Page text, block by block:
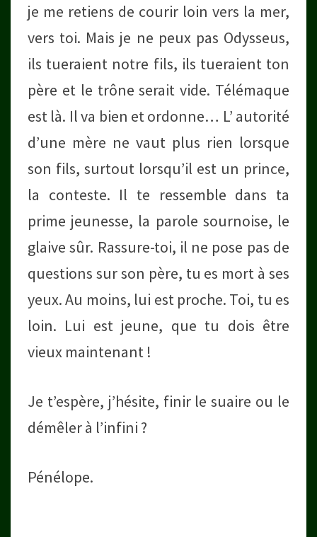
je me retiens de courir loin vers la mer,
vers toi. Mais je ne peux pas Odysseus,
ils tueraient notre fils, ils tueraient ton
père et le trône serait vide. Télémaque
est là. Il va bien et ordonne… L’ autorité
d’une mère ne vaut plus rien lorsque
son fils, surtout lorsqu’il est un prince,
la conteste. Il te ressemble dans ta
prime jeunesse, la parole sournoise, le
glaive sûr. Rassure-toi, il ne pose pas de
questions sur son père, tu es mort à ses
yeux. Au moins, lui est proche. Toi, tu es
loin. Lui est jeune, que tu dois être
vieux maintenant !
Je t’espère, j’hésite, finir le suaire ou le
démêler à l’infini ?
Pénélope.